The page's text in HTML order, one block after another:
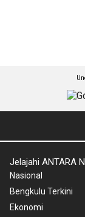
Jelajahi ANTARA
Nasional
Bengkulu Terkini
Ekonomi